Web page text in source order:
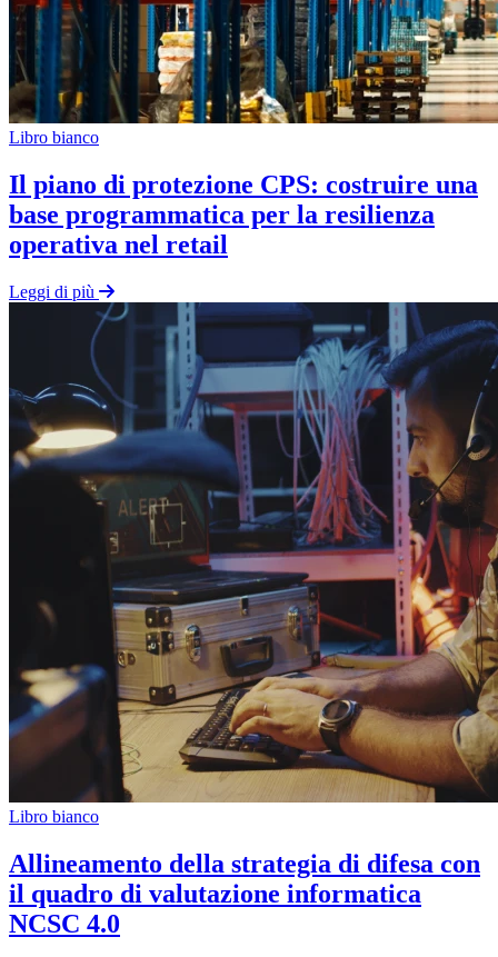
Libro bianco
Il piano di protezione CPS: costruire una
base programmatica per la resilienza
operativa nel retail
Leggi di più
Libro bianco
Allineamento della strategia di difesa con
il quadro di valutazione informatica
NCSC 4.0